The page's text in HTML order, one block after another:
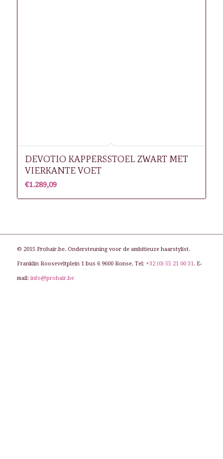
DEVOTIO KAPPERSSTOEL ZWART MET
VIERKANTE VOET
€1.289,09
© 2015 Prohair.be. Ondersteuning voor de ambitieuze haarstylist.
Franklin Rooseveltplein 1 bus 6 9600 Ronse. Tel: +32 (0) 55 21 00 31. E-
mail: info@prohair.be